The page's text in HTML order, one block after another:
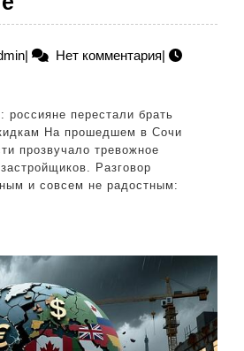
в
России
жильё
продать
всё
труднее
admin
| Нет комментария|
россияне перестали брать
На прошедшем в Сочи
прозвучало тревожное
Разговор
и совсем не радостным: